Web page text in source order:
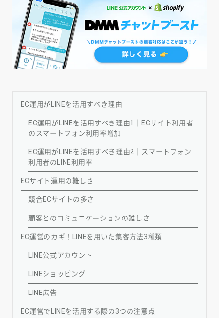
EC運用がLINEを活用すべき理由
EC運用がLINEを活用すべき理由1｜ECサイト利用者
のスマートフォン利用率増加
EC運用がLINEを活用すべき理由2｜スマートフォン
利用者のLINE利用率
ECサイト運用の難しさ
競合ECサイトの多さ
顧客とのコミュニケーションの難しさ
EC運営のカギ！LINEを用いた集客方法3種類
LINE公式アカウント
LINEショッピング
LINE広告
EC運営でLINEを活用する際の3つの注意点